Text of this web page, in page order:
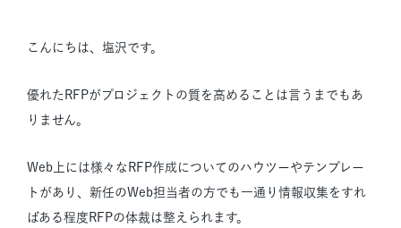
こんにちは、塩沢です。
優れたRFPがプロジェクトの質を高めることは言うまでもあ
りません。
Web上には様々なRFP作成についてのハウツーやテンプレー
トがあり、新任のWeb担当者の方でも一通り情報収集をすれ
ばある程度RFPの体裁は整えられます。